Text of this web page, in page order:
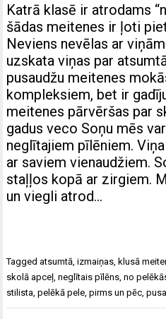
Katrā klasē ir atrodams
šādas meitenes ir ļoti
Neviens nevēlas ar
uzskata viņas par
pusaudžu meitenes
kompleksiem, bet ir
meitenes pārvēršas par
gadus veco Soņu mēs
neglītajiem pīlēniem.
ar saviem vienaudžiem.
staļļos kopā ar zirgiem.
un viegli atrod…
Taggedatsumtā ,izmaiņas ,klusā
skolā apceļ ,neglītais pīlēns ,no
stilista ,pelēkā pele ,pirms un pēc ,